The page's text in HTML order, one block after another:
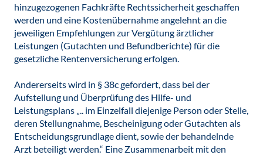
hinzugezogenen Fachkräfte Rechtssicherheit geschaffen
werden und eine Kostenübernahme angelehnt an die
jeweiligen Empfehlungen zur Vergütung ärztlicher
Leistungen (Gutachten und Befundberichte) für die
gesetzliche Rentenversicherung erfolgen.
Andererseits wird in § 38c gefordert, dass bei der
Aufstellung und Überprüfung des Hilfe- und
Leistungsplans „.. im Einzelfall diejenige Person oder Stelle,
deren Stellungnahme, Bescheinigung oder Gutachten als
Entscheidungsgrundlage dient, sowie der behandelnde
Arzt beteiligt werden.“ Eine Zusammenarbeit mit den